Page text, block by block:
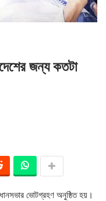
জন্য কতটা
ভোটগ্রহণ অনুষ্ঠিত হয়।